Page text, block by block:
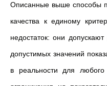
Описанные выше способы
качества к единому
недостаток: они
допустимых значений
в реальности для